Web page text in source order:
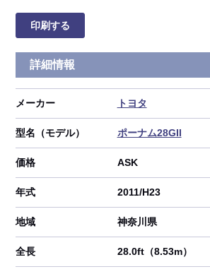
印刷する
詳細情報
メーカー トヨタ
型名（モデル） ポーナム28GII
価格 ASK
年式 2011/H23
地域 神奈川県
全長 28.0ft（8.53m）